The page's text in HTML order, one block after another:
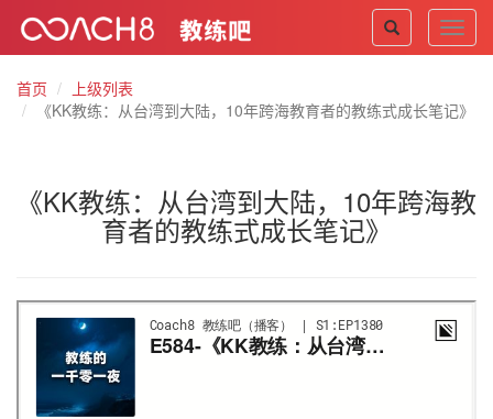
首页
上级列表
《KK教练：从台湾到大陆，10年跨海教育者的教练式成长笔记》
《KK教练：从台湾到大陆，10年跨海教
育者的教练式成长笔记》